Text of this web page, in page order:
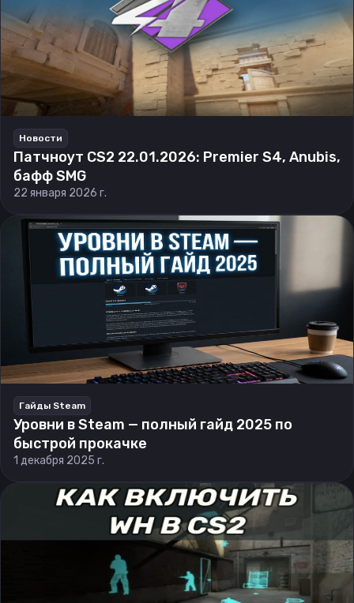
Новости
Патчноут CS2 22.01.2026: Premier S4, Anubis,
бафф SMG
22 января 2026 г.
Гайды Steam
Уровни в Steam — полный гайд 2025 по
быстрой прокачке
1 декабря 2025 г.